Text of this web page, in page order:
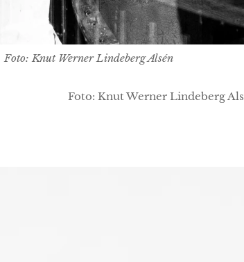
Foto: Knut Werner Lindeberg Alsén
Knut Werner Lindeberg